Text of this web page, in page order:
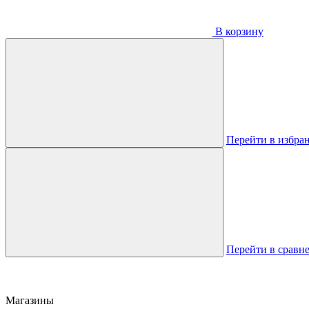
В корзину
Перейти в
Перейти в
Магазины